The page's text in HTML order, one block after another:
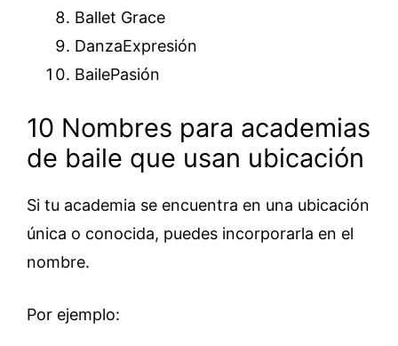
Ballet Grace
DanzaExpresión
BailePasión
10 Nombres para academias
de baile que usan ubicación
Si tu academia se encuentra en una ubicación
única o conocida, puedes incorporarla en el
nombre.
Por ejemplo: